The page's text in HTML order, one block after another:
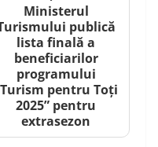
Ministerul
publică
lista finală a
beneficiarilor
programului
pentru Toți
2025” pentru
extrasezon